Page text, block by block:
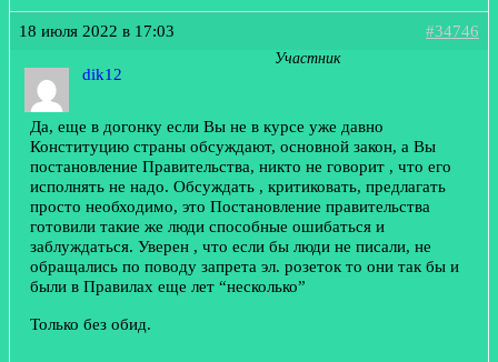
18 июля 2022 в 17:03 #34746
dik12
Участник
Да, еще в догонку если Вы не в курсе уже давно
Конституцию страны обсуждают, основной закон, а Вы
постановление Правительства, никто не говорит , что его
исполнять не надо. Обсуждать , критиковать, предлагать
просто необходимо, это Постановление правительства
готовили такие же люди способные ошибаться и
заблуждаться. Уверен , что если бы люди не писали, не
обращались по поводу запрета эл. розеток то они так бы и
были в Правилах еще лет “несколько”
Только без обид.